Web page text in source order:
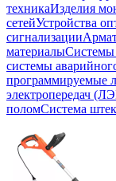
техникаИзделия
сетейУстройства
сигнализации
материалыСистемы
системы
программируемые
электропередач
поломСистема